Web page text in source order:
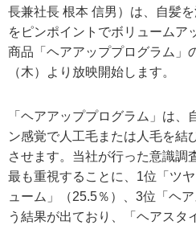
長兼社長 根本 信男）は、自髪
をピンポイントでボリュームア
商品「ヘアアッププログラム」
（木）より放映開始します。
「ヘアアッププログラム」は、
ン感覚で人工毛または人毛を結
させます。当社が行った意識
最も重視することに、1位「ツ
ューム」（25.5％）、3位「ヘ
う結果が出ており、「ヘアスタ